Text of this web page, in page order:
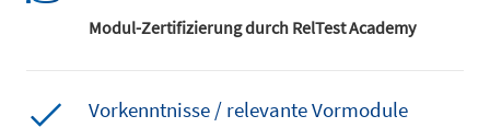
Modul-Zertifizierung durch RelTest Academy
Vorkenntnisse / relevante Vormodule